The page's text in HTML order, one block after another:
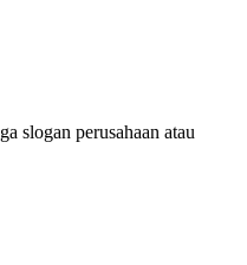
slogan perusahaan atau